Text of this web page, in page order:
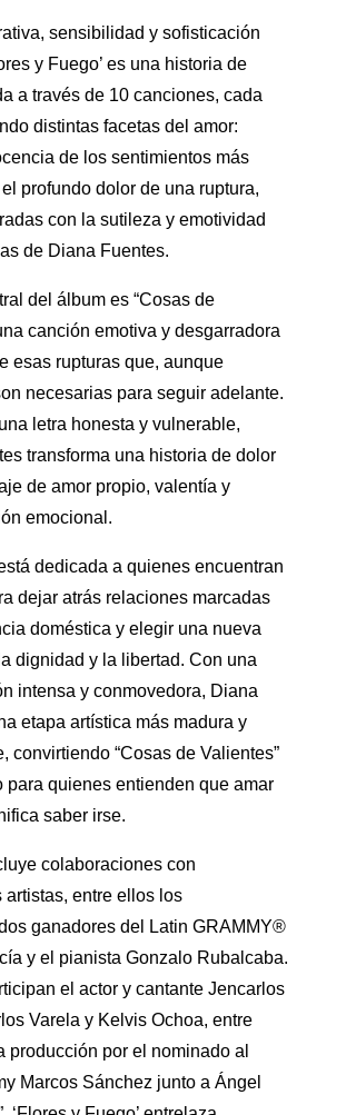
sensibilidad y sofisticación
y Fuego’ es una historia de
a través de 10 canciones, cada
distintas facetas del amor:
de los sentimientos más
profundo dolor de una ruptura,
con la sutileza y emotividad
de Diana Fuentes.
del álbum es “Cosas de
canción emotiva y desgarradora
esas rupturas que, aunque
necesarias para seguir adelante.
letra honesta y vulnerable,
transforma una historia de dolor
de amor propio, valentía y
emocional.
dedicada a quienes encuentran
dejar atrás relaciones marcadas
doméstica y elegir una nueva
dignidad y la libertad. Con una
intensa y conmovedora, Diana
etapa artística más madura y
convirtiendo “Cosas de Valientes”
para quienes entienden que amar
saber irse.
colaboraciones con
artistas, entre ellos los
ganadores del Latin GRAMMY®
y el pianista Gonzalo Rubalcaba.
el actor y cantante Jencarlos
Varela y Kelvis Ochoa, entre
producción por el nominado al
Marcos Sánchez junto a Ángel